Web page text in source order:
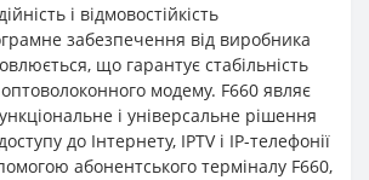
і відмовостійкість
забезпечення від виробника
що гарантує стабільність
модему. F660 являє
і універсальне рішення
до Інтернету, IPTV і IP-телефонії
абонентського терміналу F660,